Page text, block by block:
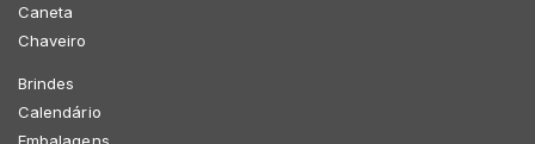
Caneta
Chaveiro
Brindes
Calendário
Embalagens